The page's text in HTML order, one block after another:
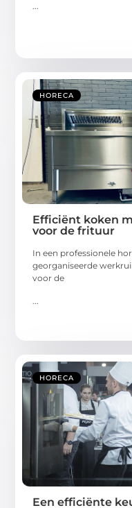
...
HORECA
Efficiënt koken
voor de frituur
In een professionele
georganiseerde
voor de
HORECA
Een efficiënte